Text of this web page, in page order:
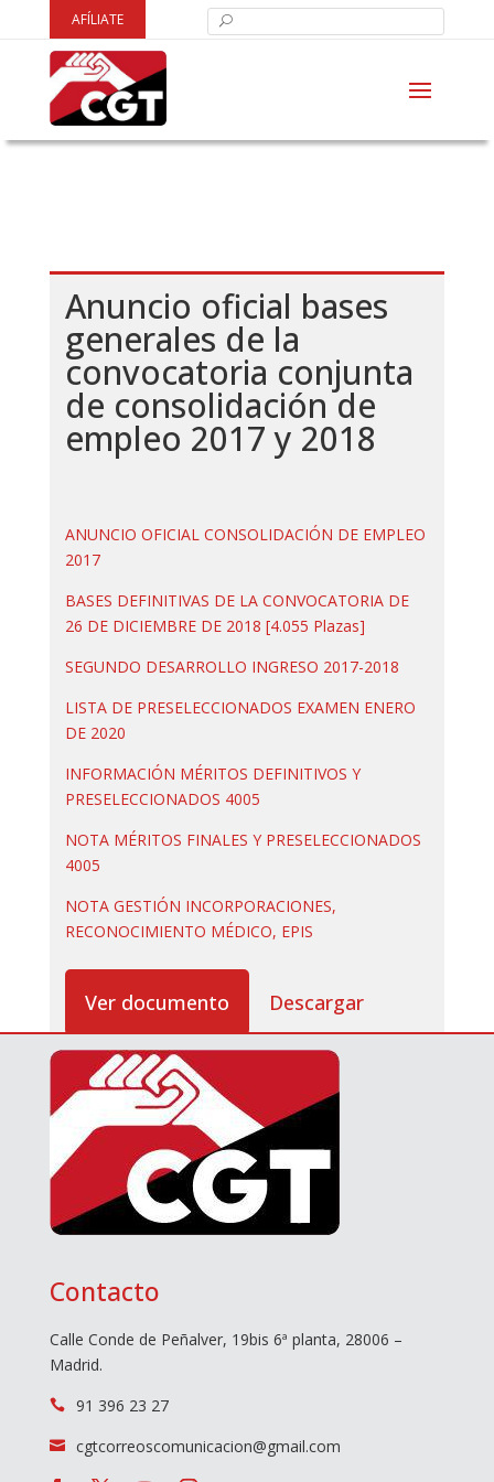
AFÍLIATE
Anuncio oficial bases
generales de la
convocatoria conjunta
de consolidación de
empleo 2017 y 2018
ANUNCIO OFICIAL CONSOLIDACIÓN DE EMPLEO
2017
BASES DEFINITIVAS DE LA CONVOCATORIA DE
26 DE DICIEMBRE DE 2018 [4.055 Plazas]
SEGUNDO DESARROLLO INGRESO 2017-2018
LISTA DE PRESELECCIONADOS EXAMEN ENERO
DE 2020
INFORMACIÓN MÉRITOS DEFINITIVOS Y
PRESELECCIONADOS 4005
NOTA MÉRITOS FINALES Y PRESELECCIONADOS
4005
NOTA GESTIÓN INCORPORACIONES,
RECONOCIMIENTO MÉDICO, EPIS
Ver documento Descargar
Contacto
Calle Conde de Peñalver, 19bis 6ª planta, 28006 –
Madrid.
 91 396 23 27
 cgtcorreoscomunicacion@gmail.com